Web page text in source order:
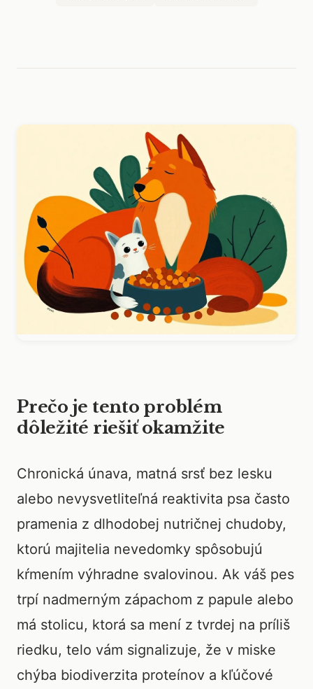
Prečo je tento problém
dôležité riešiť okamžite
Chronická únava, matná srsť bez lesku
alebo nevysvetliteľná reaktivita psa často
pramenia z dlhodobej nutričnej chudoby,
ktorú majitelia nevedomky spôsobujú
kŕmením výhradne svalovinou. Ak váš pes
trpí nadmerným zápachom z papule alebo
má stolicu, ktorá sa mení z tvrdej na príliš
riedku, telo vám signalizuje, že v miske
chýba biodiverzita proteínov a kľúčové